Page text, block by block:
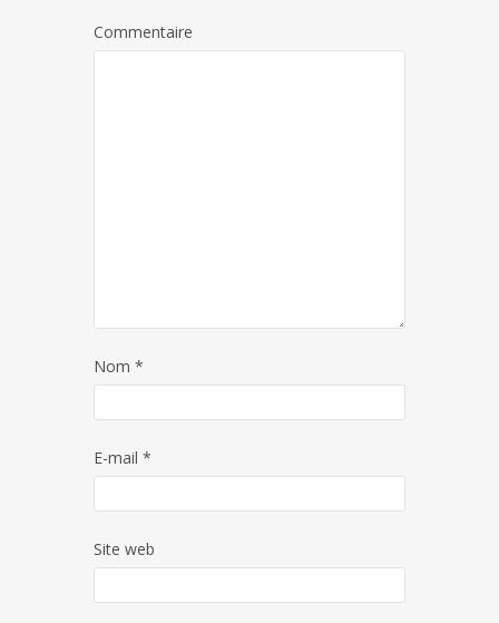
Commentaire
Nom *
E-mail *
Site web